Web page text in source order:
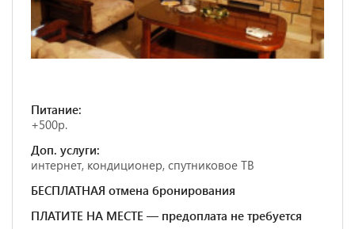
Питание:
+500р.
Доп. услуги:
интернет, кондиционер, спутниковое ТВ
БЕСПЛАТНАЯ отмена бронирования
ПЛАТИТЕ НА МЕСТЕ — предоплата не требуется